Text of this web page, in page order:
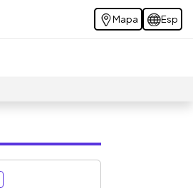
Mapa Esp